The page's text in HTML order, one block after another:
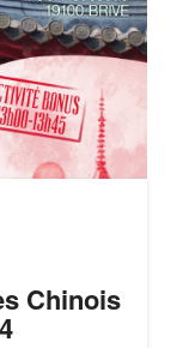
Chinois